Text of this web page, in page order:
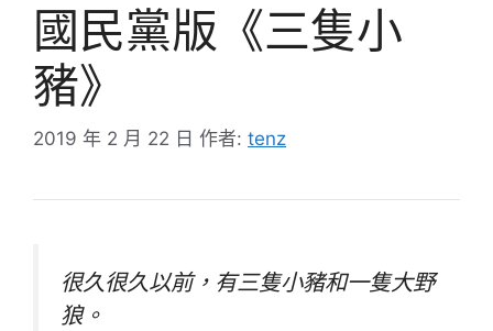
國民黨版《三隻小
豬》
2019 年 2 月 22 日 作者: tenz
很久很久以前，有三隻小豬和一隻大野
狼。